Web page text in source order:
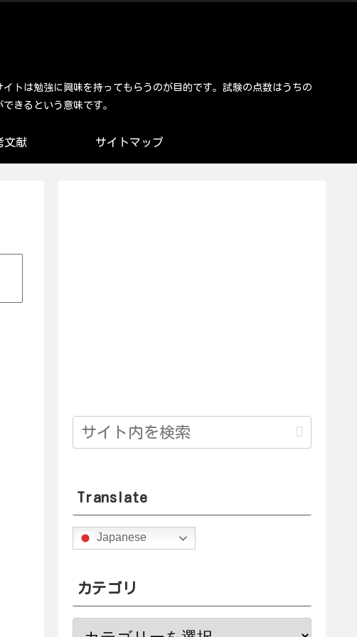
トは勉強に興味を持ってもらうのが目的です。試験の点数はうちの
きるという意味です。
文献 サイトマップ
Translate
Japanese
カテゴリ